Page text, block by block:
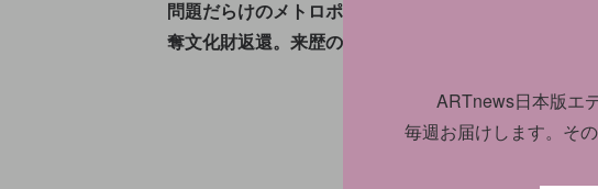
問題だらけのメトロポリタン美術館による略
奪文化財返還。来歴の怪しい古美術品も多数
ARTnews日本版エ
毎週お届けします。 そ